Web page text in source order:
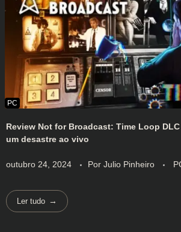
Review Not for Broadcast: Time Loop
um desastre ao vivo
outubro 24, 2024 Por Julio Pinheiro
Ler tudo